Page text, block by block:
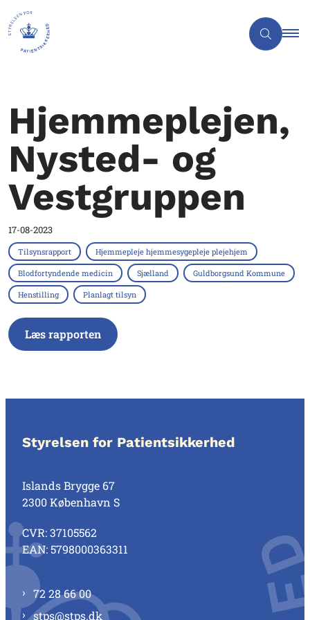
Hjemmeplejen,
Nysted- og
Vestgruppen
17-08-2023
Tilsynsrapport Hjemmepleje hjemmesygepleje plejehjem
Blodfortyndende medicin Sjælland Guldborgsund Kommune
Henstilling Planlagt tilsyn
Læs rapporten
Styrelsen for Patientsikkerhed
Islands Brygge 67
2300 København S
CVR: 37105562
EAN: 5798000363311
72 28 66 00
stps@stps.dk